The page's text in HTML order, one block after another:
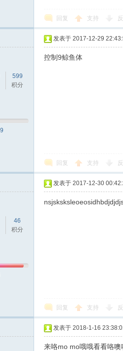
回复 支持
599
积分
发表于 2017-12-29
控制9鲸鱼体
回复 支持
46
积分
发表于 2017-12-30
回复 支持
发表于 2018-1-16
来咯mo mo哦哦看看咯噢